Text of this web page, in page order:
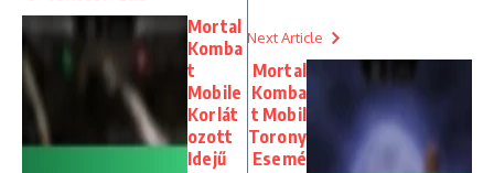
Mortal
Komba
t
Mobile
Korlát
ozott
Idejű
Next Article
Mortal
Komba
t Mobil
Torony
Esemé